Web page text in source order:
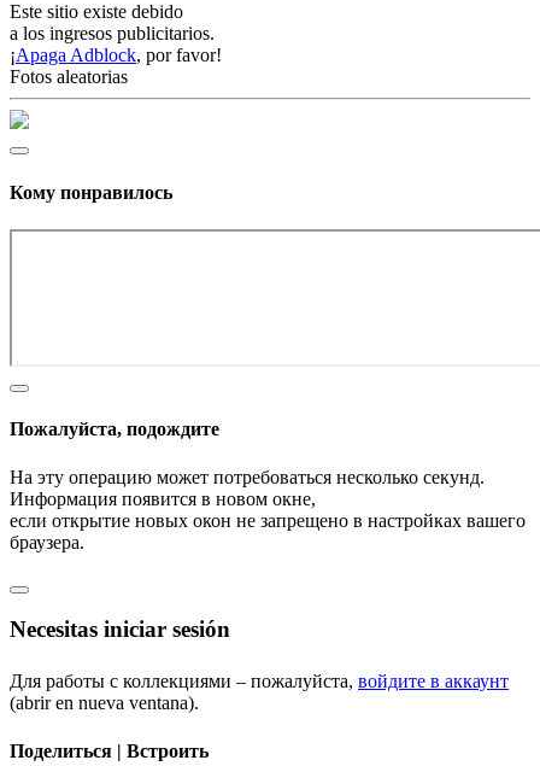
Este sitio existe debido
a los ingresos publicitarios.
¡Apaga Adblock, por favor!
Fotos aleatorias
Кому понравилось
Пожалуйста, подождите
На эту операцию может потребоваться несколько секунд.
Информация появится в новом окне,
если открытие новых окон не запрещено в настройках вашего
браузера.
Necesitas iniciar sesión
Для работы с коллекциями – пожалуйста, войдите в аккаунт
(abrir en nueva ventana).
Поделиться | Встроить